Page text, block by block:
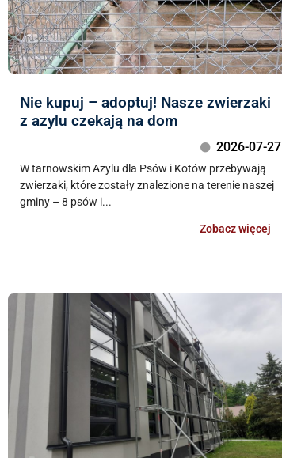
Nie kupuj – adoptuj! Nasze zwierzaki
z azylu czekają na dom
2026-07-27
W tarnowskim Azylu dla Psów i Kotów przebywają
zwierzaki, które zostały znalezione na terenie naszej
gminy – 8 psów i...
Zobacz więcej